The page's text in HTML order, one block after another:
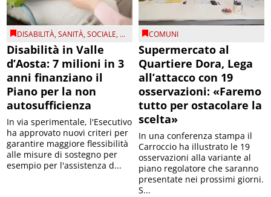
DISABILITÀ,SANITÀ,SOCIALE, ...
Disabilità in Valle
d’Aosta: 7 milioni in 3
anni finanziano il
Piano per la non
autosufficienza
In via sperimentale, l'Esecutivo
ha approvato nuovi criteri per
garantire maggiore flessibilità
alle misure di sostegno per
esempio per l'assistenza d...
COMUNI
Supermercato al
Quartiere Dora, Lega
all’attacco con 19
osservazioni: «Faremo
tutto per ostacolare la
scelta»
In una conferenza stampa il
Carroccio ha illustrato le 19
osservazioni alla variante al
piano regolatore che saranno
presentate nei prossimi giorni.
S...